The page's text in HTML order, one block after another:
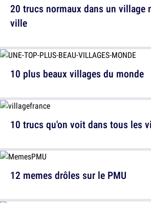
20 trucs normaux dans un village
ville
10 trucs qu'on voit dans tous les
10 plus beaux villages du monde
12 memes drôles sur le PMU